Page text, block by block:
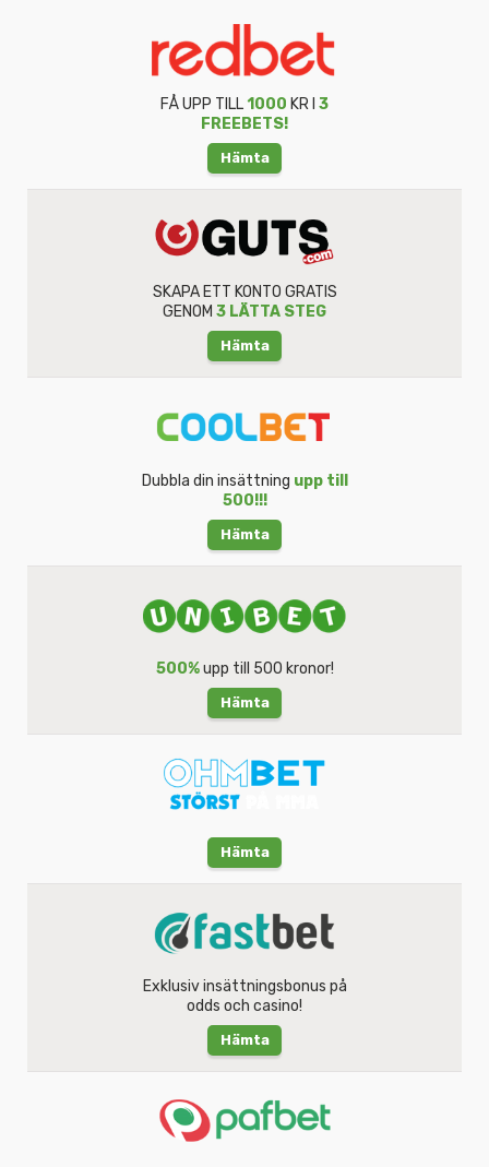
FÅ UPP TILL1000 KR I 3
FREEBETS!
Hämta
SKAPA ETT KONTO GRATIS
GENOM 3 LÄTTA STEG
Hämta
Dubbla din insättning upp till
500!!!
Hämta
500%upp till 500 kronor!
Hämta
Hämta
Exklusiv insättningsbonus på
odds och casino!
Hämta